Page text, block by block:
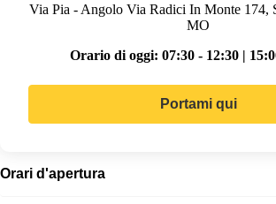
Via Pia - Angolo Via Radici In Monte 174,
MO
Orario di oggi: 07:30 - 12:30 |
Portami qui
Orari d'apertura